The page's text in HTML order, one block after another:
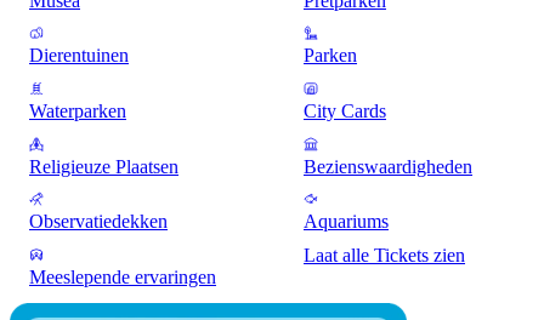
Dierentuinen Parken
Waterparken City Cards
Religieuze Plaatsen Bezienswaardigheden
Observatiedekken Aquariums
Meeslepende ervaringen
Laat alle Tickets zien